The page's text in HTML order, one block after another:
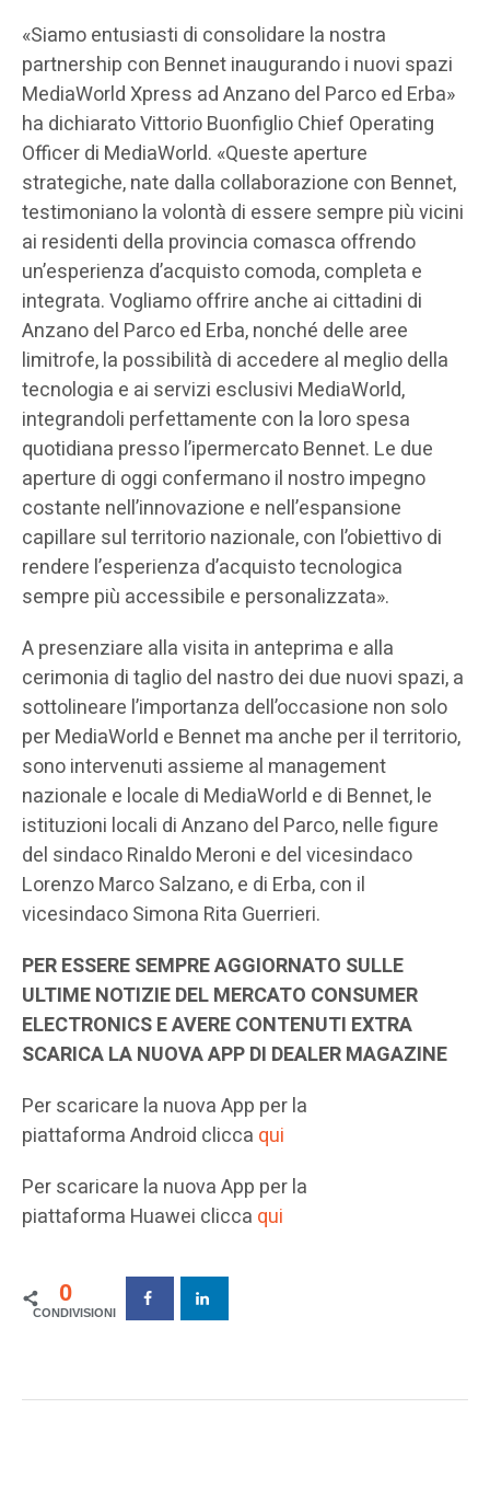
«Siamo entusiasti di consolidare la nostra
partnership con Bennet inaugurando i nuovi spazi
MediaWorld Xpress ad Anzano del Parco ed Erba»
ha dichiarato Vittorio Buonfiglio Chief Operating
Officer di MediaWorld. «Queste aperture
strategiche, nate dalla collaborazione con Bennet,
testimoniano la volontà di essere sempre più vicini
ai residenti della provincia comasca offrendo
un’esperienza d’acquisto comoda, completa e
integrata. Vogliamo offrire anche ai cittadini di
Anzano del Parco ed Erba, nonché delle aree
limitrofe, la possibilità di accedere al meglio della
tecnologia e ai servizi esclusivi MediaWorld,
integrandoli perfettamente con la loro spesa
quotidiana presso l’ipermercato Bennet. Le due
aperture di oggi confermano il nostro impegno
costante nell’innovazione e nell’espansione
capillare sul territorio nazionale, con l’obiettivo di
rendere l’esperienza d’acquisto tecnologica
sempre più accessibile e personalizzata».
A presenziare alla visita in anteprima e alla
cerimonia di taglio del nastro dei due nuovi spazi, a
sottolineare l’importanza dell’occasione non solo
per MediaWorld e Bennet ma anche per il territorio,
sono intervenuti assieme al management
nazionale e locale di MediaWorld e di Bennet, le
istituzioni locali di Anzano del Parco, nelle figure
del sindaco Rinaldo Meroni e del vicesindaco
Lorenzo Marco Salzano, e di Erba, con il
vicesindaco Simona Rita Guerrieri.
PER ESSERE SEMPRE AGGIORNATO SULLE
ULTIME NOTIZIE DEL MERCATO CONSUMER
ELECTRONICS E AVERE CONTENUTI EXTRA
SCARICA LA NUOVA APP DI DEALER MAGAZINE
Per scaricare la nuova App per la
piattaforma Android clicca qui
Per scaricare la nuova App per la
piattaforma Huawei clicca qui
0